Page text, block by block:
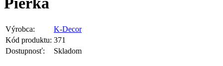
Výrobca:
K-Decor
Kód produktu: 371
Dostupnosť:
Skladom